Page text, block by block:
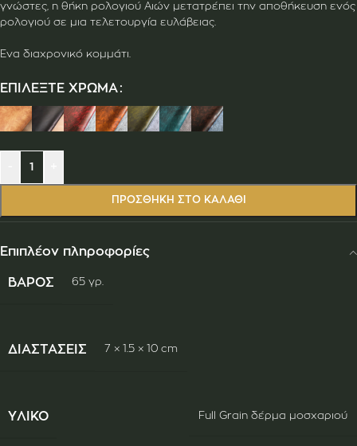
γνώστες, η θήκη ρολογιού Αιών μετατρέπει την αποθήκευση ενός
ρολογιού σε μια τελετουργία ευλάβειας.
Ένα διαχρονικό κομμάτι.
ΕΠΙΛΈΞΤΕ ΧΡΏΜΑ
ΠΡΟΣΘΉΚΗ ΣΤΟ ΚΑΛΆΘΙ
Επιπλέον πληροφορίες
ΒΆΡΟΣ 65 γρ.
ΔΙΑΣΤΆΣΕΙΣ 7 × 1.5 × 10 cm
ΥΛΙΚΌ Full Grain δέρμα μοσχαριού